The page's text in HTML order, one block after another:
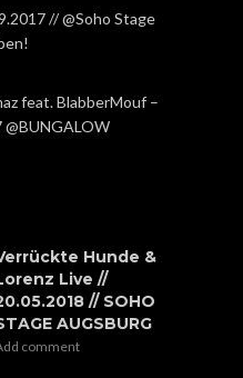
// @Soho Stage
feat. BlabberMouf –
@BUNGALOW
Hunde &
Live //
// SOHO
AUGSBURG
comment